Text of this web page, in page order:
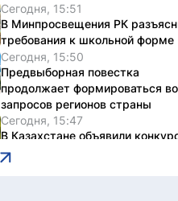
Сегодня, 15:51
В Минпросвещения РК
требования к школьной форме
Сегодня, 15:50
Предвыборная повестка
продолжает формироваться
запросов регионов страны
Сегодня, 15:47
В Казахстане объявили
короткометражных фильмов и
Qazaq Dream